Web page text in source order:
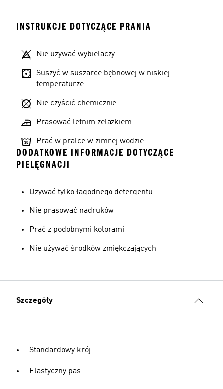
INSTRUKCJE DOTYCZĄCE PRANIA
Nie używać wybielaczy
Suszyć w suszarce bębnowej w niskiej
temperaturze
Nie czyścić chemicznie
Prasować letnim żelazkiem
Prać w pralce w zimnej wodzie
DODATKOWE INFORMACJE DOTYCZĄCE
PIELĘGNACJI
Używać tylko łagodnego detergentu
Nie prasować nadruków
Prać z podobnymi kolorami
Nie używać środków zmiękczających
Szczegóły
Standardowy krój
Elastyczny pas